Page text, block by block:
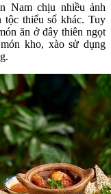
Nam chịu nhiều ảnh
tộc thiểu số khác. Tuy
ăn ở đây thiên ngọt
kho, xào sử dụng